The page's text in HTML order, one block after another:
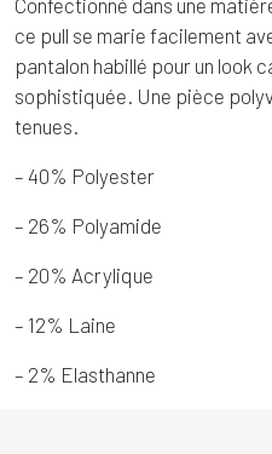
Confectionné dans une
ce pull se marie facilement
pantalon habillé pour un look
sophistiquée. Une pièce
tenues.
– 40% Polyester
– 26% Polyamide
– 20% Acrylique
– 12% Laine
– 2% Elasthanne